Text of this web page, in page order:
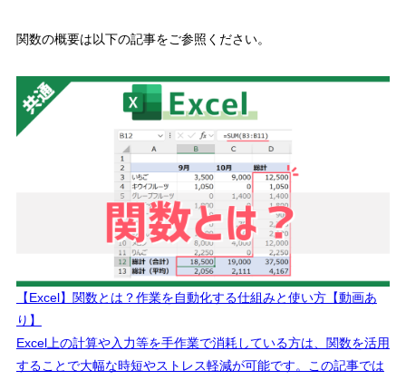
関数の概要は以下の記事をご参照ください。
【Excel】関数とは？作業を自動化する仕組みと使い方【動画あ
り】
Excel上の計算や入力等を手作業で消耗している方は、関数を活用
することで大幅な時短やストレス軽減が可能です。この記事では